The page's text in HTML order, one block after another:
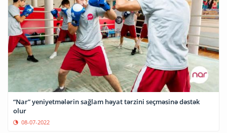
“Nar” yeniyetmələrin sağlam həyat tərzini seçməsinə dəstək
08-07-2022